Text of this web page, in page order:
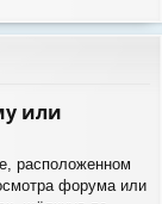
или
расположенном
форума или